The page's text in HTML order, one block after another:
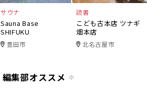
サウナ
Sauna Base
SHIFUKU
豊田市
読書
こども古本店 ツナギ
畑本店
北名古屋市
編集部オススメ